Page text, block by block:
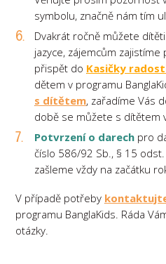
symbolu, značně nám tím
Dvakrát ročně můžete
jazyce, zájemcům
přispět do Kasičky
dětem v programu
s dítětem, zařadíme Vás
době se můžete s dítětem
Potvrzení o darech pro
číslo 586/92 Sb., § 15
zašleme vždy na začátku
V případě potřeby
programu BanglaKids. Ráda
otázky.